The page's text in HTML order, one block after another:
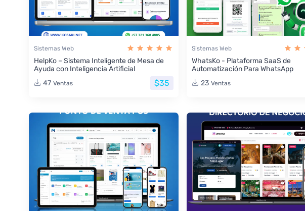
Sistemas Web
HelpKo – Sistema Inteligente de Mesa de
Ayuda con Inteligencia Artificial
47 Ventas $35
Sistemas Web
WhatsKo - Plataforma SaaS de
Automatización Para WhatsApp
23 Ventas